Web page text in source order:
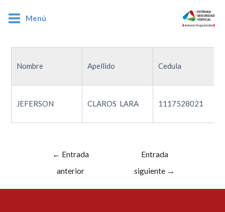
Menú
Nombre Apellido Cedula
JEFERSON CLAROS LARA 1117528021
← Entrada
anterior
Entrada
siguiente →